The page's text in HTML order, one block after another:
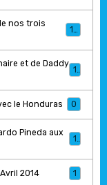
nos trois
17
et de Daddy
1
le Honduras 0
Pineda aux
1
2014 1